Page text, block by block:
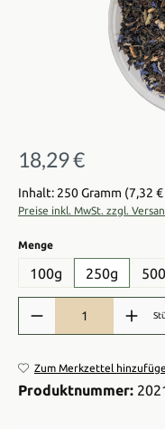
Regulärer Preis:
18,29 €
Inhalt: 250 Gramm (7,32
Preise inkl. MwSt. zzgl.
Mengeauswählen
100g 250g
Produkt Anzahl: Gib
Zum Merkzettel
Produktnummer: